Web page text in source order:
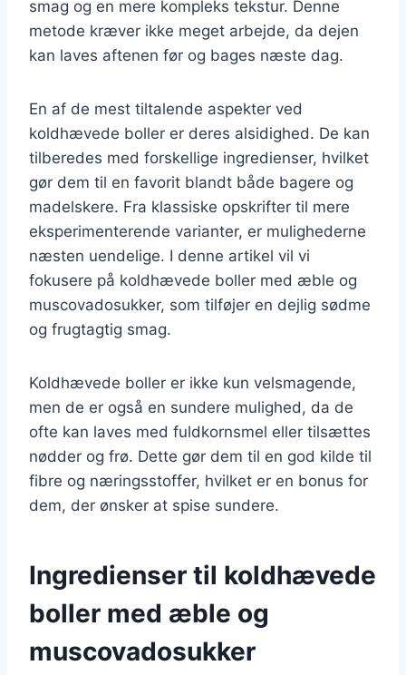
smag og en mere kompleks tekstur. Denne
metode kræver ikke meget arbejde, da dejen
kan laves aftenen før og bages næste dag.
En af de mest tiltalende aspekter ved
koldhævede boller er deres alsidighed. De kan
tilberedes med forskellige ingredienser, hvilket
gør dem til en favorit blandt både bagere og
madelskere. Fra klassiske opskrifter til mere
eksperimenterende varianter, er mulighederne
næsten uendelige. I denne artikel vil vi
fokusere på koldhævede boller med æble og
muscovadosukker, som tilføjer en dejlig sødme
og frugtagtig smag.
Koldhævede boller er ikke kun velsmagende,
men de er også en sundere mulighed, da de
ofte kan laves med fuldkornsmel eller tilsættes
nødder og frø. Dette gør dem til en god kilde til
fibre og næringsstoffer, hvilket er en bonus for
dem, der ønsker at spise sundere.
Ingredienser til koldhævede
boller med æble og
muscovadosukker